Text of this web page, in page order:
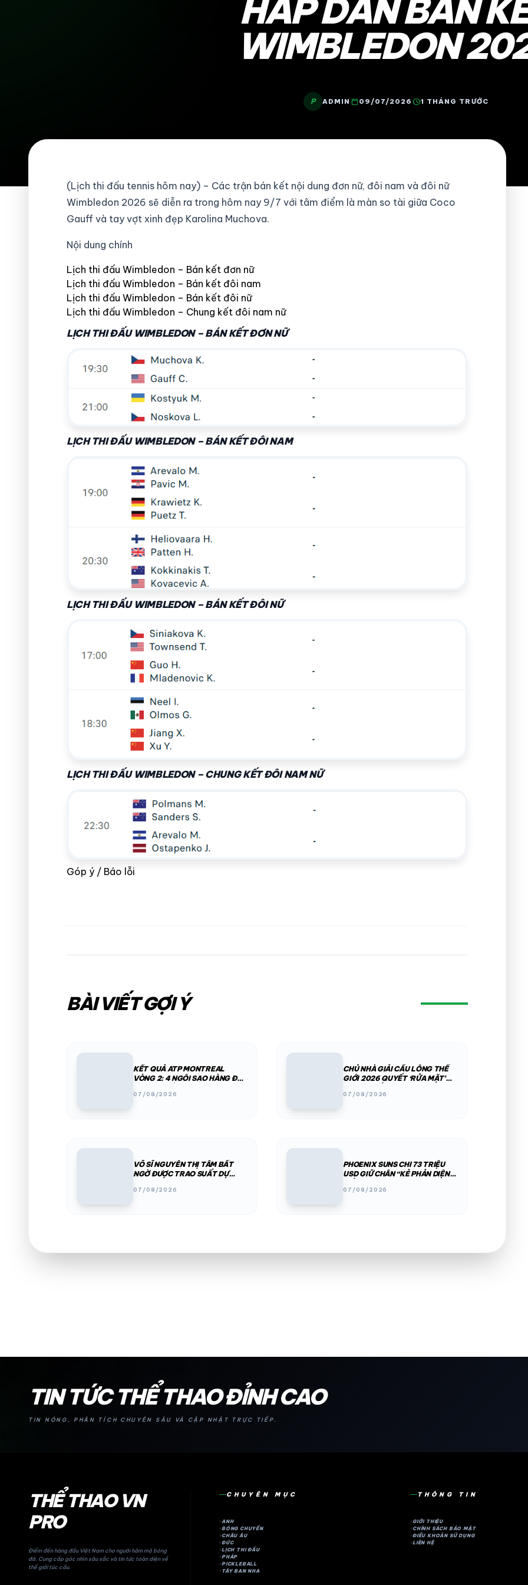
HẤP DẪN BÁN
WIMBLEDON
P ADMIN calendar_today 09/07/2026 schedule1 THÁNG TRƯỚC
(Lịch thi đấu tennis hôm nay) – Các trận bán kết nội dung đơn nữ, đôi nam và đôi nữ
Wimbledon 2026 sẽ diễn ra trong hôm nay 9/7 với tâm điểm là màn so tài giữa Coco
Gauff và tay vợt xinh đẹp Karolina Muchova.
Nội dung chính
Lịch thi đấu Wimbledon – Bán kết đơn nữ
Lịch thi đấu Wimbledon – Bán kết đôi nam
Lịch thi đấu Wimbledon – Bán kết đôi nữ
Lịch thi đấu Wimbledon – Chung kết đôi nam nữ
LỊCH THI ĐẤU WIMBLEDON – BÁN KẾT ĐƠN NỮ
LỊCH THI ĐẤU WIMBLEDON – BÁN KẾT ĐÔI NAM
LỊCH THI ĐẤU WIMBLEDON – BÁN KẾT ĐÔI NỮ
LỊCH THI ĐẤU WIMBLEDON – CHUNG KẾT ĐÔI NAM NỮ
Góp ý / Báo lỗi
BÀI VIẾT GỢI Ý
KẾT QUẢ ATP MONTREAL
VÒNG 2: 4 NGÔI SAO HÀNG ĐẦU
07/08/2026
CHỦ NHÀ GIẢI CẦU LÔNG THẾ
GIỚI 2026 QUYẾT ‘RỬA MẶT’
HOANG
07/08/2026
VÕ SĨ NGUYỄN THỊ TÂM BẤT
NGỜ ĐƯỢC TRAO SUẤT DỰ
07/08/2026
PHOENIX SUNS CHI 73 TRIỆU
USD GIỮ CHÂN “KẺ PHẢN DIỆN
07/08/2026
TIN TỨC THỂ THAO ĐỈNH CAO
TIN NÓNG, PHÂN TÍCH CHUYÊN SÂU VÀ CẬP NHẬT TRỰC TIẾP.
THỂ THAO VN
PRO
Điểm đến hàng đầu Việt Nam cho người hâm mộ bóng
đá. Cung cấp góc nhìn sâu sắc và tin tức toàn diện về
thế giới túc cầu.
CHUYÊN MỤC
ANH
BÓNG CHUYỀN
CHÂU ÂU
ĐỨC
LỊCH THI ĐẤU
PHÁP
PICKLEBALL
TÂY BAN NHA
THÔNG TIN
GIỚI THIỆU
CHÍNH SÁCH BẢO MẬT
ĐIỀU KHOẢN SỬ DỤNG
LIÊN HỆ